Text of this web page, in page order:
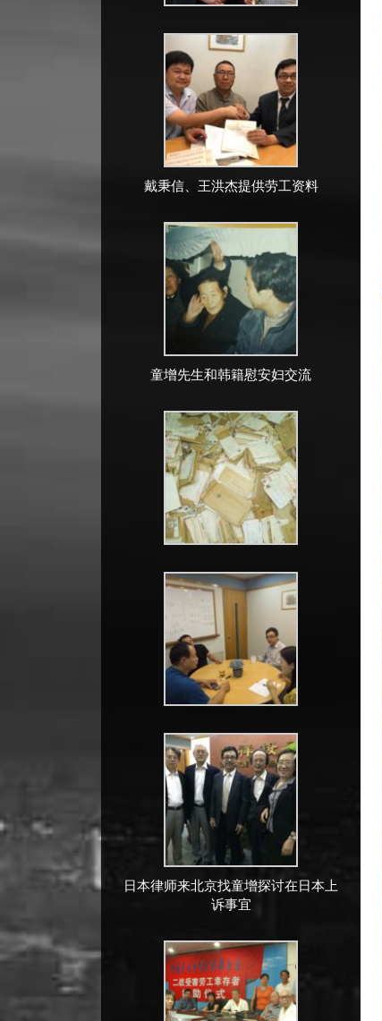
戴秉信、王洪杰提供劳工资料
童增先生和韩籍慰安妇交流
日本律师来北京找童增探讨在日本上
诉事宜